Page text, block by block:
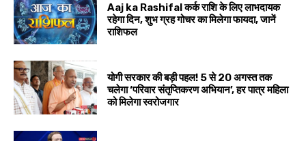
Aaj ka Rashifal कर्क राशि के लिए लाभदायक
रहेगा दिन, शुभ ग्रह गोचर का मिलेगा फायदा, जानें
राशिफल
योगी सरकार की बड़ी पहल! 5 से 20 अगस्त तक
चलेगा ‘परिवार संतृप्तिकरण अभियान’, हर पात्र महिला
को मिलेगा स्वरोजगार